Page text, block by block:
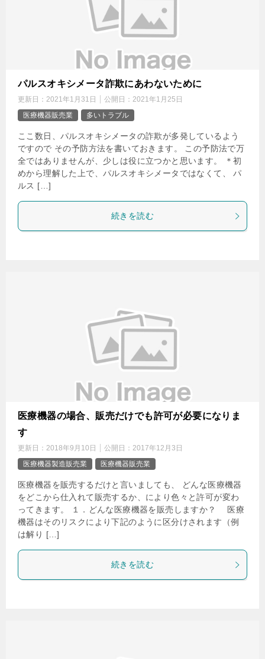
パルスオキシメータ詐欺にあわないために
更新日： 2021年1月31日 公開日： 2021年1月25日
医療機器販売業
多いトラブル
ここ数日、パルスオキシメータの詐欺が多発しているよう
ですので その予防方法を書いておきます。 この予防法で万
全ではありませんが、少しは役に立つかと思います。 ＊初
めから理解した上で、パルスオキシメータではなくて、 パ
ルス […]
続きを読む
医療機器の場合、販売だけでも許可が必要になりま
す
更新日： 2018年9月10日 公開日： 2017年12月3日
医療機器製造販売業
医療機器販売業
医療機器を販売するだけと言いましても、 どんな医療機器
をどこから仕入れて販売するか、により色々と許可が変わ
ってきます。 １．どんな医療機器を販売しますか？ 医療
機器はそのリスクにより下記のように区分けされます（例
は解り […]
続きを読む